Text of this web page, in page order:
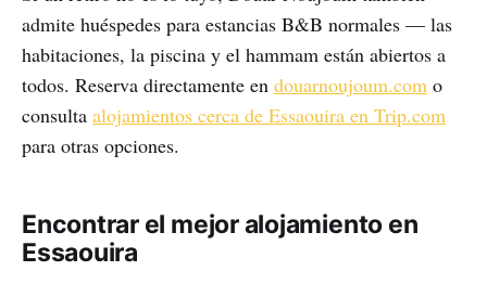
admite huéspedes para estancias B&B normales — las
habitaciones, la piscina y el hammam están abiertos a
todos. Reserva directamente en douarnoujoum.com o
consulta alojamientos cerca de Essaouira en Trip.com
para otras opciones.
Encontrar el mejor alojamiento en
Essaouira